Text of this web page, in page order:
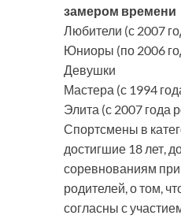
замером времени
Любители (с 2007
Юниоры (по 2006
Девушки
Мастера (с 1994
Элита (с 2007 года
Спортсмены в
достигшие 18 лет,
соревнованиям
родителей, о том,
согласны с